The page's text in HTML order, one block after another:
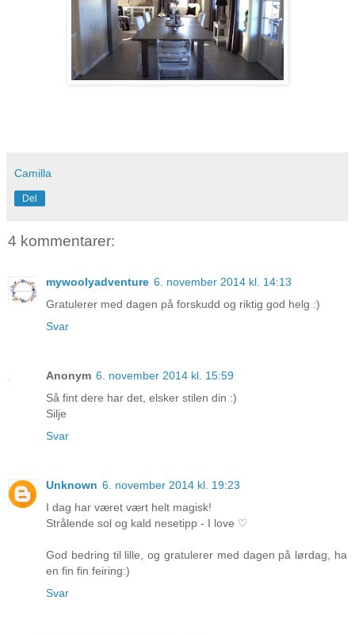
Camilla
Del
4 kommentarer:
mywoolyadventure 6. november 2014 kl. 14:13
Gratulerer med dagen på forskudd og riktig god helg :)
Svar
Anonym 6. november 2014 kl. 15:59
Så fint dere har det, elsker stilen din :)
Silje
Svar
Unknown 6. november 2014 kl. 19:23
I dag har været vært helt magisk!
Strålende sol og kald nesetipp - I love ♡
God bedring til lille, og gratulerer med dagen på lørdag, ha
en fin fin feiring:)
Svar